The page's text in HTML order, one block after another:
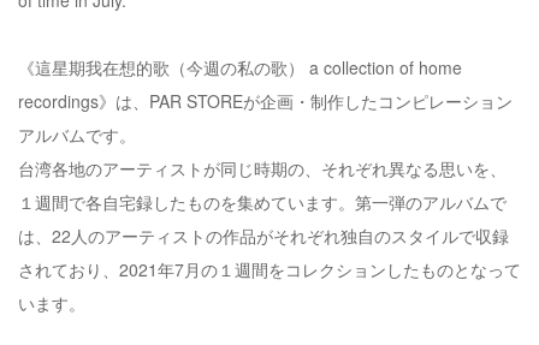
《這星期我在想的歌（今週の私の歌） a collection of home
recordings》は、PAR STOREが企画・制作したコンピレーション
アルバムです。
台湾各地のアーティストが同じ時期の、それぞれ異なる思いを、
１週間で各自宅録したものを集めています。第一弾のアルバムで
は、22人のアーティストの作品がそれぞれ独自のスタイルで収録
されており、2021年7月の１週間をコレクションしたものとなって
います。